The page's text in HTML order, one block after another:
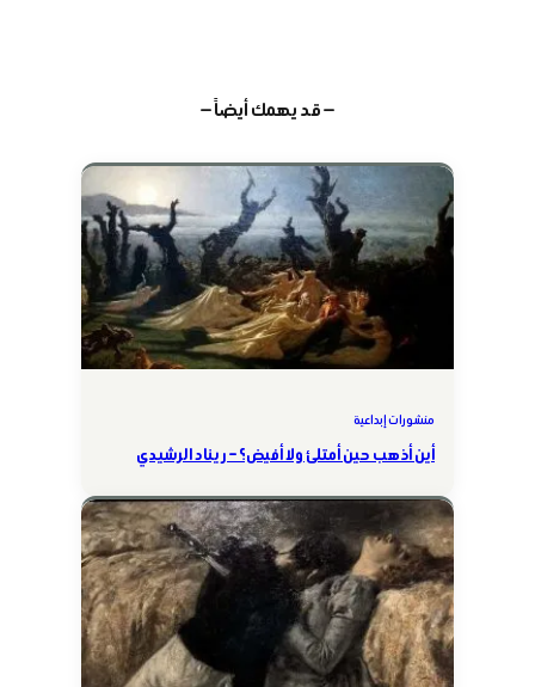
— قد يهمك أيضاً —
منشورات إبداعية
أين أذهب حين أمتلئ ولا أفيض؟ – ريناد الرشيدي